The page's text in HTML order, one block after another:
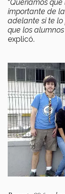
“Queríamos
importante de
adelante si te
que los
explicó.